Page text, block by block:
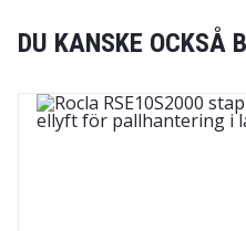
DU KANSKE OCKSÅ